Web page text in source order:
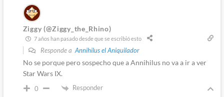
Ziggy (@Ziggy_the_Rhino)
7 años han pasado desde que se escribió esto
Responde aAnnihilus el Aniquilador
No se porque pero sospecho que a Annihilus no va a ir a ver
Star Wars IX.
0 Responder